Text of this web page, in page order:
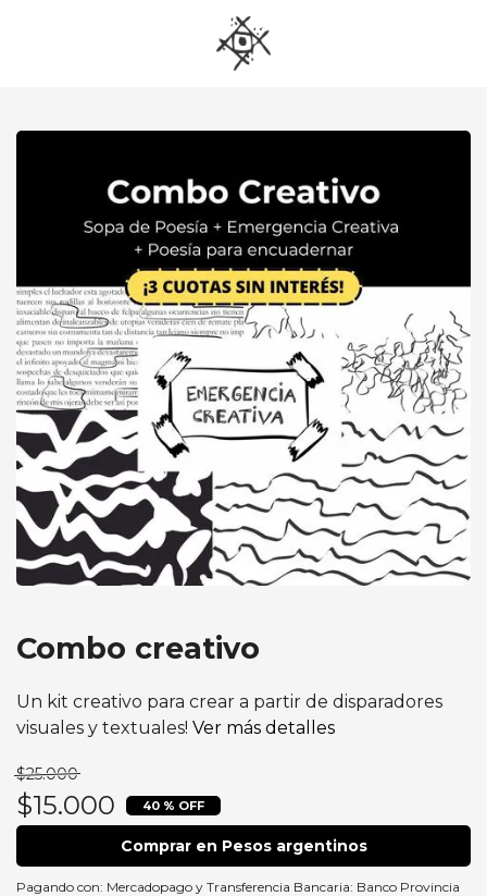
Combo creativo
Un kit creativo para crear a partir de disparadores
visuales y textuales! Ver más detalles
$25.000
$15.000 40 % OFF
Comprar en Pesos argentinos
Pagando con: Mercadopago y Transferencia Bancaria: Banco Provincia